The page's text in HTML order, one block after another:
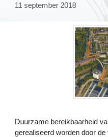
11 september 2018
Duurzame bereikbaarheid
gerealiseerd worden door